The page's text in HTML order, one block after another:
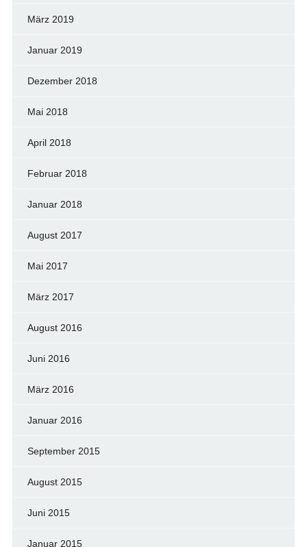
März 2019
Januar 2019
Dezember 2018
Mai 2018
April 2018
Februar 2018
Januar 2018
August 2017
Mai 2017
März 2017
August 2016
Juni 2016
März 2016
Januar 2016
September 2015
August 2015
Juni 2015
Januar 2015